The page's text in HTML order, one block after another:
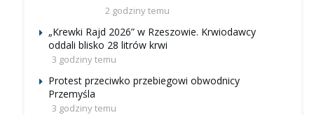
2 godziny temu
„Krewki Rajd 2026” w Rzeszowie. Krwiodawcy
oddali blisko 28 litrów krwi
3 godziny temu
Protest przeciwko przebiegowi obwodnicy
Przemyśla
3 godziny temu